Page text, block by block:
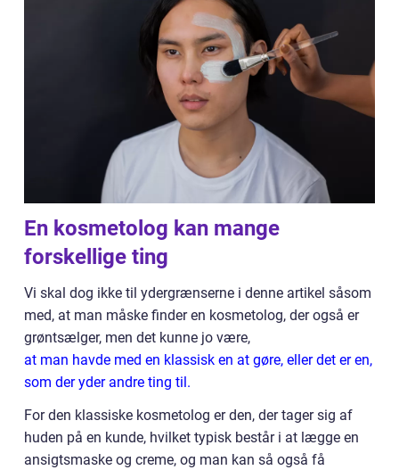
En kosmetolog kan mange
forskellige ting
Vi skal dog ikke til ydergrænserne i denne artikel såsom
med, at man måske finder en kosmetolog, der også er
grøntsælger, men det kunne jo være,
at man havde med en klassisk en at gøre, eller det er en,
som der yder andre ting til.
For den klassiske kosmetolog er den, der tager sig af
huden på en kunde, hvilket typisk består i at lægge en
ansigtsmaske og creme, og man kan så også få